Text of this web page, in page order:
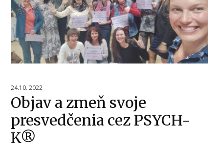
24.10. 2022
Objav a zmeň svoje
presvedčenia cez PSYCH-
K®